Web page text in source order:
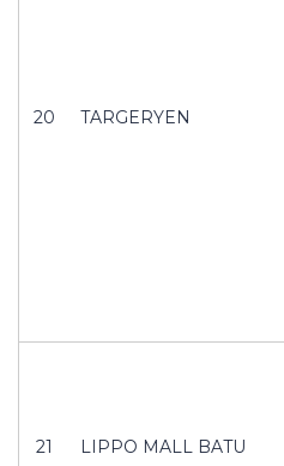
20 TARGERYEN
21 LIPPO MALL BATU